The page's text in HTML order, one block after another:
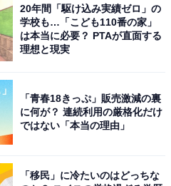
、1位は……？
」手取り25万円できついと
が買えない」、2位は？
キング！ 2位「福井県」
【2021年発表】
20年間「駆け込み実績ゼロ」の
学校も…「こども110番の家」
は本当に必要？ PTAが直面する
理想と現実
「青春18きっぷ」販売激減の裏
に何が？ 連続利用の厳格化だけ
ではない「本当の理由」
「移民」に冷たいのはどっちな